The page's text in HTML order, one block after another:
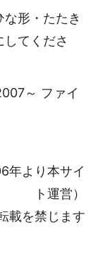
形・たたき
てくださ
～ ファイ
年より本サイ
ト運営）
載を禁じます